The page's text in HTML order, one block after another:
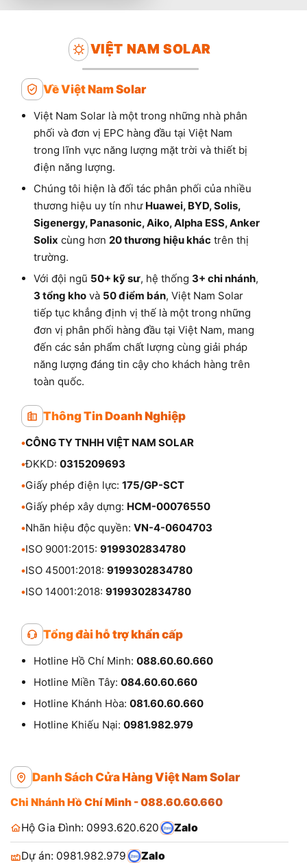
VIỆT NAM SOLAR
Về Việt Nam Solar
Việt Nam Solar là một trong những nhà phân
phối và đơn vị EPC hàng đầu tại Việt Nam
trong lĩnh vực năng lượng mặt trời và thiết bị
điện năng lượng.
Chúng tôi hiện là đối tác phân phối của nhiều
thương hiệu uy tín như Huawei, BYD, Solis,
Sigenergy, Panasonic, Aiko, Alpha ESS, Anker
Solix cùng hơn 20 thương hiệu khác trên thị
trường.
Với đội ngũ 50+ kỹ sư, hệ thống 3+ chi nhánh,
3 tổng kho và 50 điểm bán, Việt Nam Solar
tiếp tục khẳng định vị thế là một trong những
đơn vị phân phối hàng đầu tại Việt Nam, mang
đến các sản phẩm chất lượng cùng giải pháp
năng lượng đáng tin cậy cho khách hàng trên
toàn quốc.
Thông Tin Doanh Nghiệp
•CÔNG TY TNHH VIỆT NAM SOLAR
•ĐKKD: 0315209693
•Giấy phép điện lực: 175/GP-SCT
•Giấy phép xây dựng: HCM-00076550
•Nhãn hiệu độc quyền: VN-4-0604703
•ISO 9001:2015: 9199302834780
•ISO 45001:2018: 9199302834780
•ISO 14001:2018: 9199302834780
Tổng đài hỗ trợ khẩn cấp
Hotline Hồ Chí Minh: 088.60.60.660
Hotline Miền Tây: 084.60.60.660
Hotline Khánh Hòa: 081.60.60.660
Hotline Khiếu Nại: 0981.982.979
Danh Sách Cửa Hàng Việt Nam Solar
Chi Nhánh Hồ Chí Minh - 088.60.60.660
Hộ Gia Đình: 0993.620.620
Zalo
Dự án: 0981.982.979 Zalo